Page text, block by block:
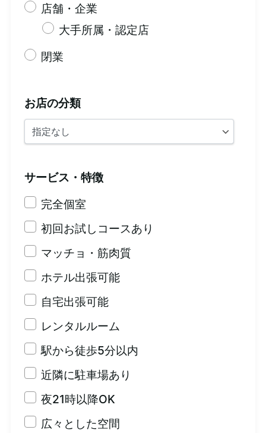
店舗・企業
大手所属・認定店
閉業
お店の分類
サービス・特徴
完全個室
初回お試しコースあり
マッチョ・筋肉質
ホテル出張可能
自宅出張可能
レンタルルーム
駅から徒歩5分以内
近隣に駐車場あり
夜21時以降OK
広々とした空間